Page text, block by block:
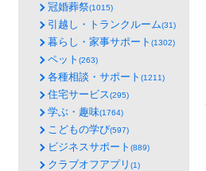
冠婚葬祭(1015)
引越し・トランクルーム(31)
暮らし・家事サポート (1302)
ペット (263)
各種相談・サポート (1211)
住宅サービス(295)
学ぶ・趣味(1764)
こどもの学び(597)
ビジネスサポート (889)
クラブオフアプリ (1)